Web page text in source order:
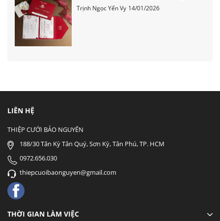
Trịnh Ngọc Yến Vy 14/01/2026
LIÊN HỆ
THIỆP CƯỚI BẢO NGUYÊN
188/30 Tân Kỳ Tân Quý, Sơn Kỳ, Tân Phú, TP. HCM
0972.656.030
thiepcuoibaonguyen@gmail.com
THỜI GIAN LÀM VIỆC